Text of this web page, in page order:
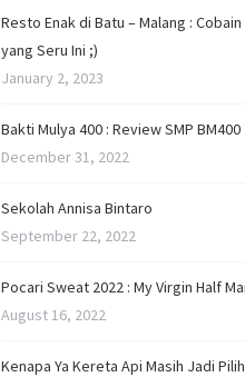
Resto Enak di Batu – Malang :
yang Seru Ini ;)
January 2, 2023
Bakti Mulya 400 : Review SMP BM400
December 31, 2022
Sekolah Annisa Bintaro
September 22, 2022
Pocari Sweat 2022 : My Virgin Half
August 16, 2022
Kenapa Ya Kereta Api Masih Jadi